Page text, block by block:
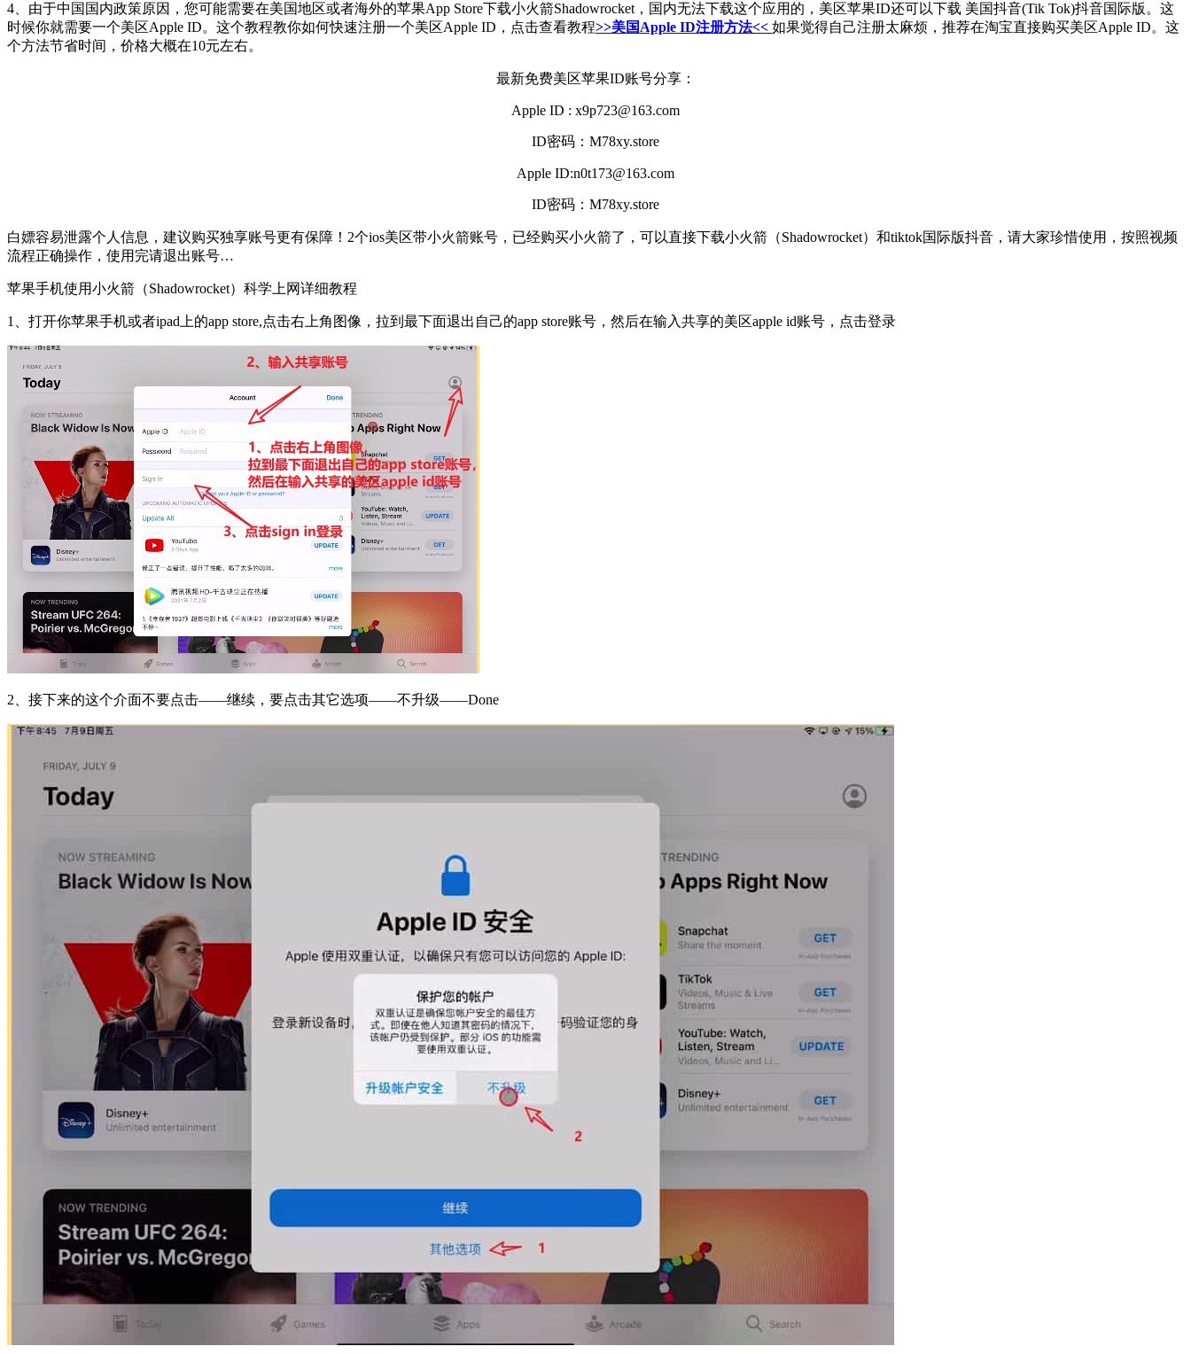
4、由于中国国内政策原因，您可能需要在美国地区或者海外的苹果App Store下载小火箭Shadowrocket，国内无法下载这个应用的，美区苹果ID还可以下载 美国抖音(Tik Tok)抖音国际版。这
时候你就需要一个美区Apple ID。这个教程教你如何快速注册一个美区Apple ID，点击查看教程>>美国Apple ID注册方法<< 如果觉得自己注册太麻烦，推荐在淘宝直接购买美区Apple ID。这
个方法节省时间，价格大概在10元左右。
最新免费美区苹果ID账号分享：
Apple ID : x9p723@163.com
ID密码：M78xy.store
Apple ID:n0t173@163.com
ID密码：M78xy.store
白嫖容易泄露个人信息，建议购买独享账号更有保障！2个ios美区带小火箭账号，已经购买小火箭了，可以直接下载小火箭（Shadowrocket）和tiktok国际版抖音，请大家珍惜使用，按照视频
流程正确操作，使用完请退出账号…
苹果手机使用小火箭（Shadowrocket）科学上网详细教程
1、打开你苹果手机或者ipad上的app store,点击右上角图像，拉到最下面退出自己的app store账号，然后在输入共享的美区apple id账号，点击登录
2、接下来的这个介面不要点击——继续，要点击其它选项——不升级——Done